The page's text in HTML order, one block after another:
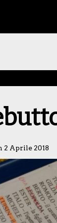
2 Aprile 2018